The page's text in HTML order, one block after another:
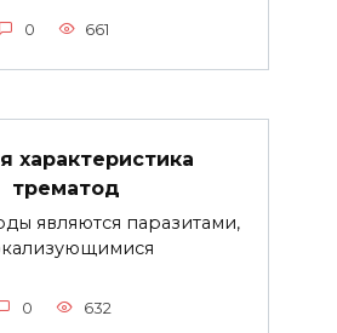
0 661
характеристика
трематод
являются паразитами,
0 632